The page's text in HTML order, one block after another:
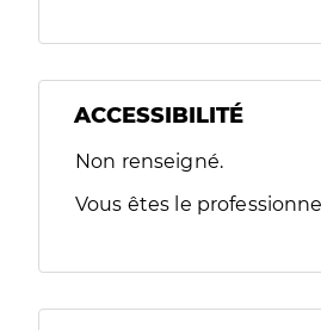
ACCESSIBILITÉ
Filtres
Sélectionnez un ou plusieurs
Non renseigné.
Vous êtes le